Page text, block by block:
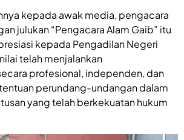
kepada awak media, pengacara
julukan “Pengacara Alam Gaib” itu
kepada Pengadilan Negeri
telah menjalankan
profesional, independen, dan
perundang-undangan dalam
yang telah berkekuatan hukum